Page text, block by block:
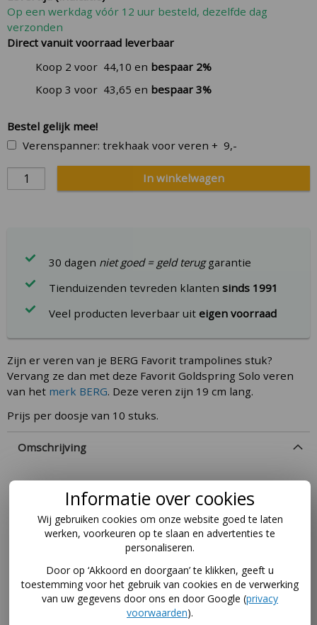
Op een werkdag vóór 12 uur besteld, dezelfde dag
verzonden
Direct vanuit voorraad leverbaar
Koop 2 voor 44,10 en bespaar 2%
Koop 3 voor 43,65 en bespaar 3%
Bestel gelijk mee!
Verenspanner: trekhaak voor veren + 9,-
In winkelwagen
30 dagen niet goed = geld teruggarantie
Tienduizenden tevreden klantensinds 1991
Veel producten leverbaar uiteigen voorraad
Zijn er veren van je BERG Favorit trampolines stuk?
Vervang ze dan met deze Favorit Goldspring Solo veren
van het merk BERG. Deze veren zijn 19 cm lang.
Prijs per doosje van 10 stuks.
Omschrijving
Losse trampoline veren voor BERG
Favorit 19 cm
De BERG Goldspring solo veren zijn geschikt voor de
veren zijn 19 cm lang en conisch van vorm.
Voor de BERG Favorit trampolines van 2014 en eerder
is er de BERG Goldspring basic trampolineveer van 17
Informatie over cookies
Wij gebruiken cookies om onze website goed te laten
werken, voorkeuren op te slaan en advertenties te
personaliseren.
Door op ‘Akkoord en doorgaan’ te klikken, geeft u
toestemming voor het gebruik van cookies en de verwerking
van uw gegevens door ons en door Google (privacy
voorwaarden).